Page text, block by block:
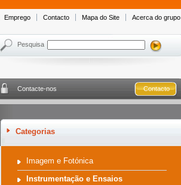
Emprego Contacto Mapa do Site Acerca do grupo
Pesquisa
Contacte-nos Contacto
Categorias
Imagem e Fotónica
Instrumentação e Ensaios